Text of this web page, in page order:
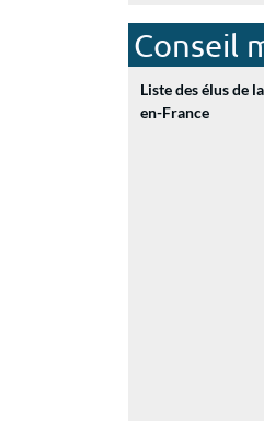
Conseil
Liste des élus de
en-France